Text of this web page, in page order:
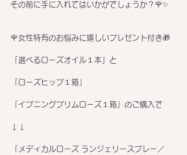
その前に手に入れてはいかがでしょうか？🌹✨
🌹女性特有のお悩みに嬉しいプレゼント付き🎁
「選べるローズオイル１本」と
「ローズヒップ１箱」
「イブニングプリムローズ１箱」のご購入で
↓↓
「メディカルローズ ランジェリースプレー／